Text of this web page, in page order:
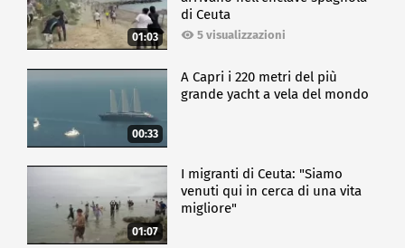
01:03
di Ceuta
5 visualizzazioni
00:33
A Capri i 220 metri del più
grande yacht a vela del mondo
01:07
I migranti di Ceuta: "Siamo
venuti qui in cerca di una vita
migliore"